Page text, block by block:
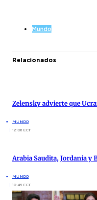
Mundo
Relacionados
Zelensky advierte que
MUNDO
12:06 ECT
Arabia Saudita, Jordania y
MUNDO
10:49 ECT